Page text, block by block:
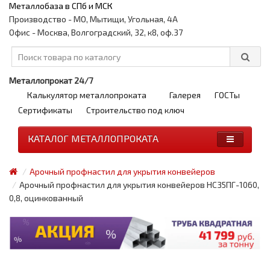
Металлобаза в СПб и МСК
Производство - МО, Мытищи, Угольная, 4А
Офис - Москва, Волгоградский, 32, к8, оф.37
Металлопрокат 24/7
Калькулятор металлопроката
Галерея
ГОСТы
Сертификаты
Строительство под ключ
КАТАЛОГ МЕТАЛЛОПРОКАТА
Арочный профнастил для укрытия конвейеров
Арочный профнастил для укрытия конвейеров НС35ПГ-1060,
0,8, оцинкованный